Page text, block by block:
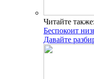
Читайте также:
Беспокоит
Давайте